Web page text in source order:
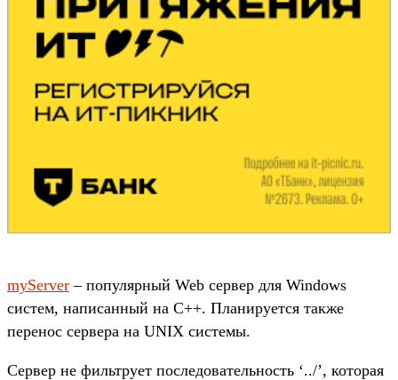
myServer – популярный Web сервер для Windows
систем, написанный на С++. Планируется также
перенос сервера на UNIX системы.
Сервер не фильтрует последовательность ‘../’, которая